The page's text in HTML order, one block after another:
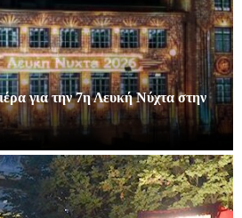
για την 7η Λευκή Νύχτα στην